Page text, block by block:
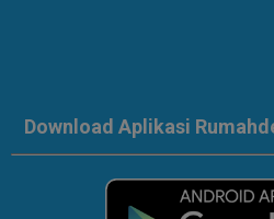
Download Aplikasi